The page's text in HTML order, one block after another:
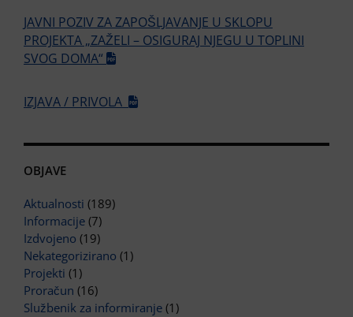
JAVNI POZIV ZA ZAPOŠLJAVANJE U SKLOPU
PROJEKTA „ZAŽELI – OSIGURAJ NJEGU U TOPLINI
SVOG DOMA“
IZJAVA / PRIVOLA
OBJAVE
Aktualnosti (189)
Informacije (7)
Izdvojeno (19)
Nekategorizirano (1)
Projekti (1)
Proračun (16)
Službenik za informiranje (1)